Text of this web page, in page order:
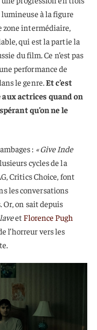
à la figure
zone intermédiaire,
qui est la partie la
du film. Ce n’est pas
performance de
le genre.Et c’est
aux actrices quand on
qu’on ne le
: « Give Inde
cycles de la
Critics Choice, font
les conversations
Or, on sait depuis
etFlorence Pugh
l’horreur vers les